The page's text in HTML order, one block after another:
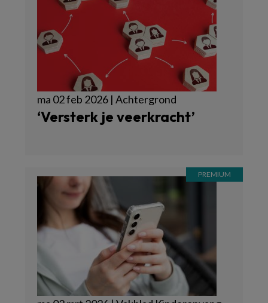
ma 02 feb 2026 | Achtergrond
‘Versterk je veerkracht’